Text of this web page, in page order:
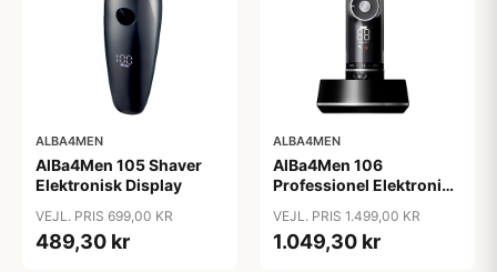
ALBA4MEN
AlBa4Men 105 Shaver
Elektronisk Display
VEJL. PRIS 699,00 KR
489,30 kr
ALBA4MEN
AlBa4Men 106
Professionel Elektronisk
VEJL. PRIS 1.499,00 KR
1.049,30 kr